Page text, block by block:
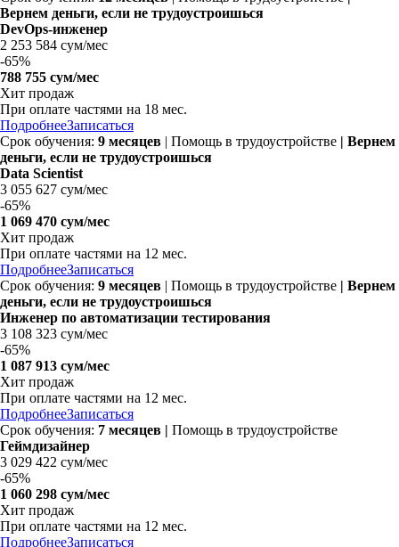
Вернем деньги, если не трудоустроишься
DevOps-инженер
2 253 584 сум/мес
-65%
788 755 сум/мес
Хит продаж
При оплате частями на 18 мес.
ПодробнееЗаписаться
Срок обучения: 9 месяцев | Помощь в трудоустройстве | Вернем
деньги, если не трудоустроишься
Data Scientist
3 055 627 сум/мес
-65%
1 069 470 сум/мес
Хит продаж
При оплате частями на 12 мес.
ПодробнееЗаписаться
Срок обучения: 9 месяцев | Помощь в трудоустройстве | Вернем
деньги, если не трудоустроишься
Инженер по автоматизации тестирования
3 108 323 сум/мес
-65%
1 087 913 сум/мес
Хит продаж
При оплате частями на 12 мес.
ПодробнееЗаписаться
Срок обучения: 7 месяцев | Помощь в трудоустройстве
Геймдизайнер
3 029 422 сум/мес
-65%
1 060 298 сум/мес
Хит продаж
При оплате частями на 12 мес.
ПодробнееЗаписаться